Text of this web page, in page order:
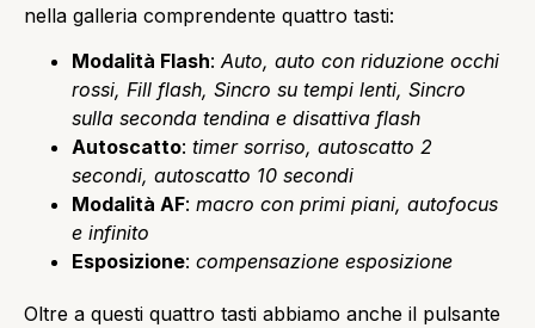
nella galleria comprendente quattro tasti:
Modalità Flash: Auto, auto con riduzione occhi
rossi, Fill flash, Sincro su tempi lenti, Sincro
sulla seconda tendina e disattiva flash
Autoscatto: timer sorriso, autoscatto 2
secondi, autoscatto 10 secondi
Modalità AF: macro con primi piani, autofocus
e infinito
Esposizione: compensazione esposizione
Oltre a questi quattro tasti abbiamo anche il pulsante